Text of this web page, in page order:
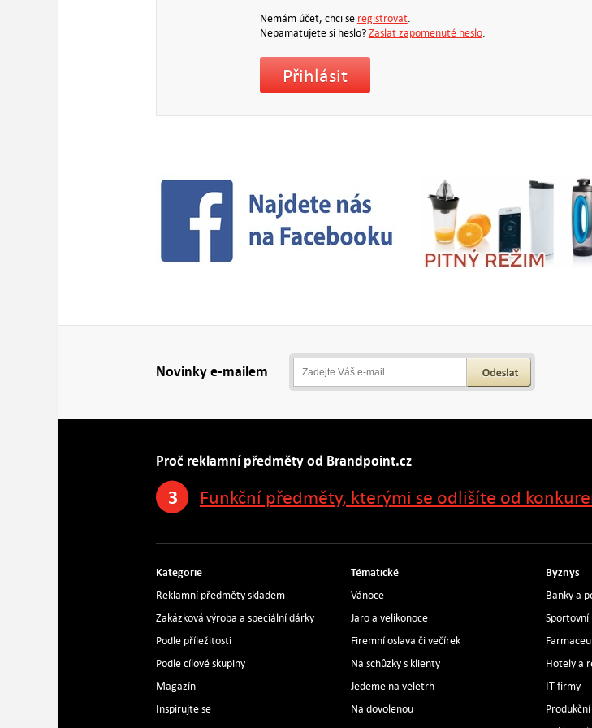
Nemám účet, chci se registrovat.
Nepamatujete si heslo?Zaslat zapomenuté heslo.
Novinky e-mailem
Proč reklamní předměty od Brandpoint.cz
3 Funkční předměty, kterými se odlišíte od
Kategorie
Reklamní předměty skladem
Zakázková výroba a speciální dárky
Podle příležitosti
Podle cílové skupiny
Magazín
Inspirujte se
Tématické
Vánoce
Jaro a velikonoce
Firemní oslava či večírek
Na schůzky s klienty
Jedeme na veletrh
Na dovolenou
Byznys
Banky a
Sportovní
Hotely a
IT firmy